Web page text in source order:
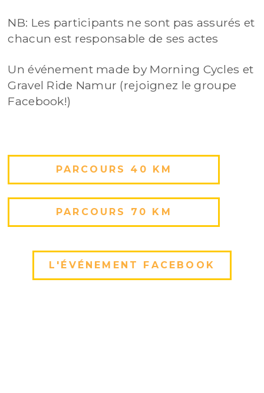
NB: Les participants ne sont pas assurés et
chacun est responsable de ses actes
Un événement made by Morning Cycles et
Gravel Ride Namur (rejoignez le groupe
Facebook!)
PARCOURS 40 KM
PARCOURS 70 KM
L'ÉVÉNEMENT FACEBOOK